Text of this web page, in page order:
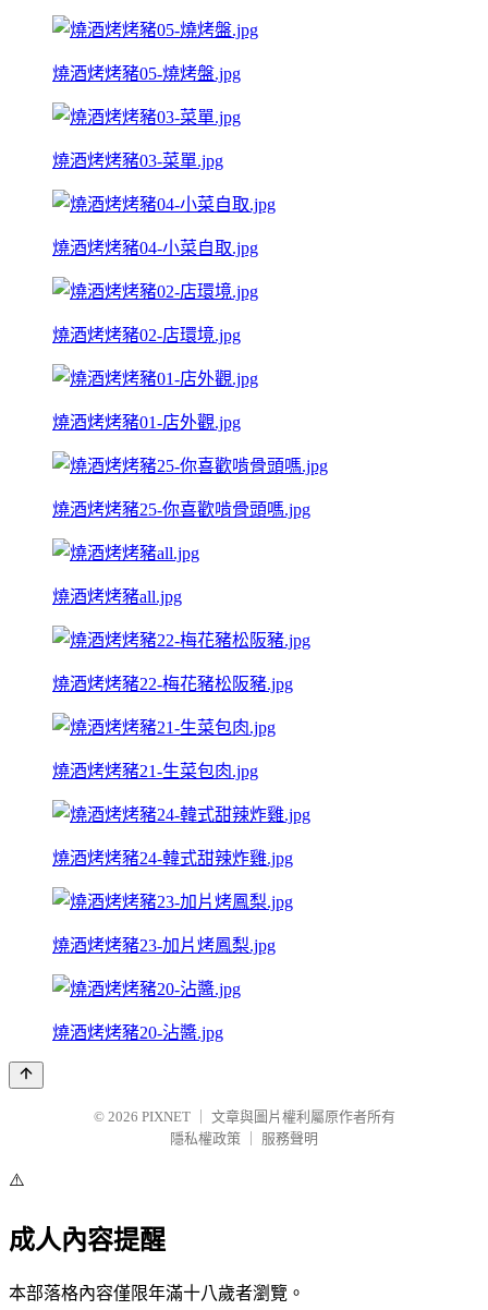
燒酒烤烤豬05-燒烤盤.jpg
燒酒烤烤豬03-菜單.jpg
燒酒烤烤豬04-小菜自取.jpg
燒酒烤烤豬02-店環境.jpg
燒酒烤烤豬01-店外觀.jpg
燒酒烤烤豬25-你喜歡啃骨頭嗎.jpg
燒酒烤烤豬all.jpg
燒酒烤烤豬22-梅花豬松阪豬.jpg
燒酒烤烤豬21-生菜包肉.jpg
燒酒烤烤豬24-韓式甜辣炸雞.jpg
燒酒烤烤豬23-加片烤鳳梨.jpg
燒酒烤烤豬20-沾醬.jpg
© 2026 PIXNET
文章與圖片權利屬原作者所有
隱私權政策
服務聲明
⚠️
成人內容提醒
本部落格內容僅限年滿十八歲者瀏覽。